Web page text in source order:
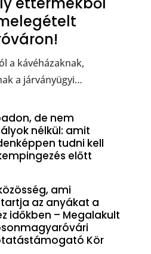
a kávéházaknak,
a járványügyi…
de nem
nélkül: amit
tudni kell
előtt
ami
az anyákat a
időkben – Megalakult
Kör